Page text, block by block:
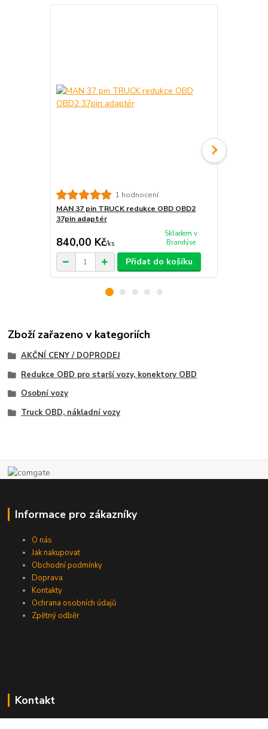
1 hodnocení
MAN 37 pin TRUCK redukce OBD OBD2
37pin adaptér
840,00 Kč/ks
Skladem v
Brandýse
Přidat do košíku
Zboží zařazeno v kategoriích
AKČNÍ CENY / DOPRODEJ
Redukce OBD pro starší vozy, konektory OBD
Osobní vozy
Truck OBD, nákladní vozy
Informace pro zákazníky
O nás
Jak nakupovat
Obchodní podmínky
Doprava
Kontakty
Ochrana osobních údajů
Zpětný odběr
Kontakt